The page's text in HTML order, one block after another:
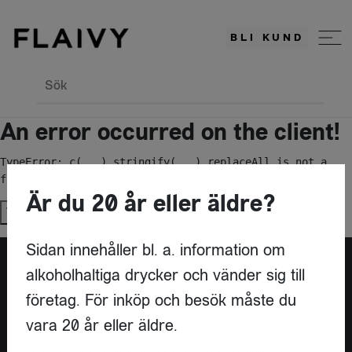
BLI KUND
Sök
An error occurred on the client!
TypeError: c(...).stringify(...).replaceAll is not a
function
Try again
Är du leverantör?
Är du 20 år eller äldre?
Sidan innehåller bl. a. information om
alkoholhaltiga drycker och vänder sig till
företag. För inköp och besök måste du
vara 20 år eller äldre.